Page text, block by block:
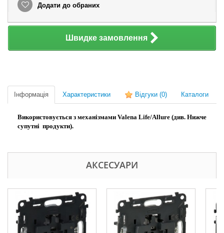
Додати до обраних
Швидке замовлення
Інформація Характеристики Відгуки (0) Каталоги
Використовується з механізмами Valena Life/Allure (див. Нижче
супутні продукти).
АКСЕСУАРИ